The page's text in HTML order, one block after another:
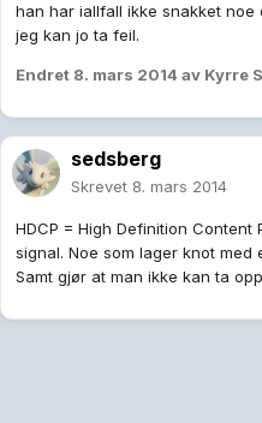
han har iallfall ikke snakket noe
jeg kan jo ta feil.
Endret 8. mars 2014 av Kyrre
sedsberg
Skrevet 8. mars 2014
HDCP = High Definition
signal. Noe som lager knot med
Samt gjør at man ikke kan ta